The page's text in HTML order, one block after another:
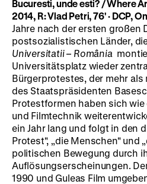
Bucuresti, unde esti? / Where
2014, R: Vlad Petri, 76'· DCP,
Jahre nach der ersten großen
postsozialistischen Länder,
Universitatii – România
Universitätsplatz wieder
Bürgerprotestes, der mehr
des Staatspräsidenten
Protestformen haben sich
und Filmtechnik
ein Jahr lang und folgt in den
Protest", „die Menschen" und
politischen Bewegung durch
Auflösungserscheinungen.
1990 und Guleas Film